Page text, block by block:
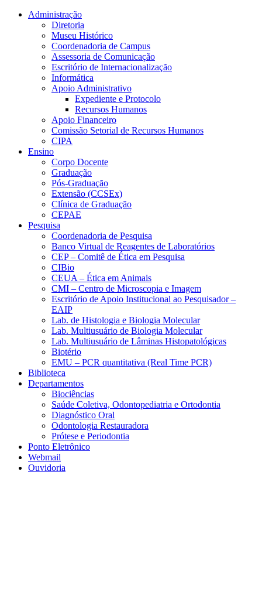
Conteúdo principal Menu principal
Administração
Diretoria
Museu Histórico
Coordenadoria de Campus
Assessoria de Comunicação
Escritório de Internacionalização
Informática
Apoio Administrativo
Expediente e Protocolo
Recursos Humanos
Apoio Financeiro
Comissão Setorial de Recursos Humanos
CIPA
Ensino
Corpo Docente
Graduação
Pós-Graduação
Extensão (CCSEx)
Clínica de Graduação
CEPAE
Pesquisa
Coordenadoria de Pesquisa
Banco Virtual de Reagentes de Laboratórios
CEP – Comitê de Ética em Pesquisa
CIBio
CEUA – Ética em Animais
CMI – Centro de Microscopia e Imagem
Escritório de Apoio Institucional ao Pesquisador –
EAIP
Lab. de Histologia e Biologia Molecular
Lab. Multiusuário de Biologia Molecular
Lab. Multiusuário de Lâminas Histopatológicas
Biotério
EMU – PCR quantitativa (Real Time PCR)
Biblioteca
Departamentos
Biociências
Saúde Coletiva, Odontopediatria e Ortodontia
Diagnóstico Oral
Odontologia Restauradora
Prótese e Periodontia
Ponto Eletrônico
Webmail
Ouvidoria